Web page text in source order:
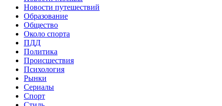
Новости путешествий
Образование
Общество
Около спорта
ПДД
Политика
Происшествия
Психология
Рынки
Сериалы
Спорт